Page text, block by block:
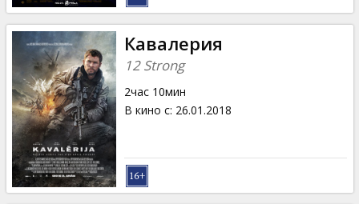
Кавалерия
12 Strong
2час 10мин
В кино с: 26.01.2018